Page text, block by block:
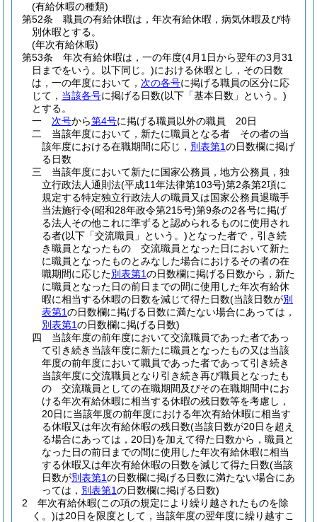
(有給休暇の種類)
第52条
職員の有給休暇は，年次有給休暇，病気休暇及び特
別休暇とする。
(年次有給休暇)
第53条
年次有給休暇は，一の年度(4月1日から翌年の3月31
日までをいう。以下同じ。)における休暇とし，その日数
は，一の年度において， 次の各号に掲げる職員の区分に応
じて， 当該各号に掲げる日数(以下「基本日数」という。)
とする。
一
次号から第4号に掲げる職員以外の職員 20日
二
当該年度において，新たに職員となる者 その者の当
該年度における在職期間に応じ， 別表第1の日数欄に掲げ
る日数
三
当該年度において新たに国家公務員，地方公務員，独
立行政法人通則法(平成11年法律第103号)第2条第2項に
規定する特定独立行政法人の職員又は国家公務員退職手
当法施行令(昭和28年政令第215号)第9条の2各号に掲げ
る法人その他これに準ずると認められるものに使用され
る者(以下「交流職員」という。)となった者で，引き続
き職員となったもの 交流職員となった日において新た
に職員となったものとみなした場合におけるその者の在
職期間に応じた別表第1の日数欄に掲げる日数から，新た
に職員となった日の前日までの間に使用した年次有給休
暇に相当する休暇の日数を減じて得た日数(当該日数が別
表第1の日数欄に掲げる日数に満たない場合にあっては，
別表第1の日数欄に掲げる日数)
四
当該年度の前年度において交流職員であった者であっ
て引き続き当該年度に新たに職員となったもの又は当該
年度の前年度において職員であった者であって引き続き
当該年度に交流職員となり引き続き再び職員となったも
の 交流職員としての在職期間及びその在職期間中にお
ける年次有給休暇に相当する休暇の残日数等を考慮し，
20日に当該年度の前年度における年次有給休暇に相当す
る休暇又は年次有給休暇の残日数(当該日数が20日を超え
る場合にあっては，20日)を加えて得た日数から，職員と
なった日の前日までの間に使用した年次有給休暇に相当
する休暇又は年次有給休暇の日数を減じて得た日数(当該
日数が別表第1の日数欄に掲げる日数に満たない場合にあ
っては， 別表第1の日数欄に掲げる日数)
2
年次有給休暇(この項の規定により繰り越されたものを除
く。)は20日を限度として，当該年度の翌年度に繰り越すこ